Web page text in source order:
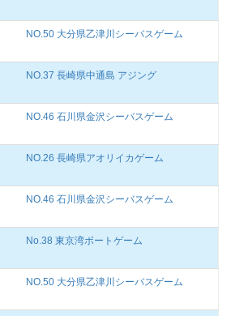
NO.50 大分県乙津川シーバスゲーム
NO.37 長崎県中通島 アジング
NO.46 石川県金沢シーバスゲーム
NO.26 長崎県アオリイカゲーム
NO.46 石川県金沢シーバスゲーム
No.38 東京湾ボートゲーム
NO.50 大分県乙津川シーバスゲーム